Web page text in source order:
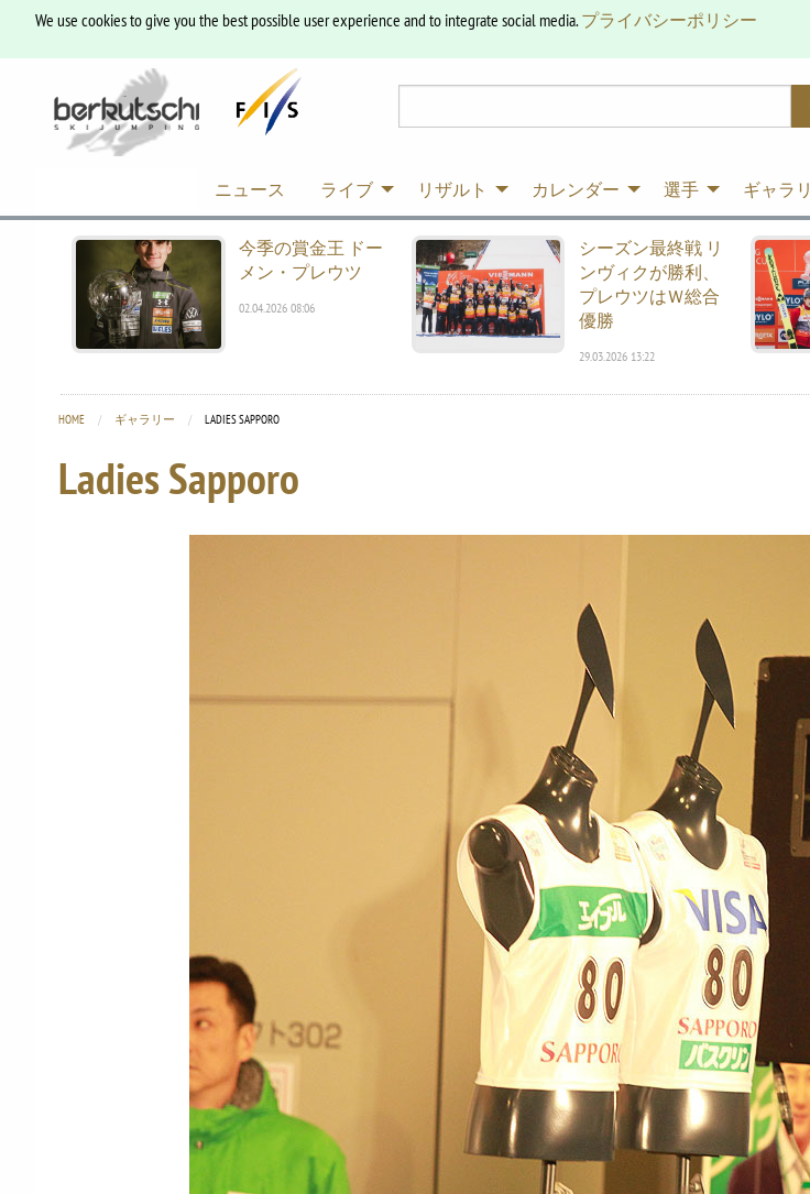
We use cookies to give you the best possible user experience and to integrate social media.プライバシーポリシー
ニュース ライブ リザルト カレンダー 選手 ギャラ
今季の賞金王 ドー
メン・プレウツ
02.04.2026 08:06
シーズン最終戦 リ
ンヴィクが勝利、
プレウツはＷ総合
優勝
29.03.2026 13:22
HOME ギャラリー CURRENT:
LADIES SAPPORO
Ladies Sapporo